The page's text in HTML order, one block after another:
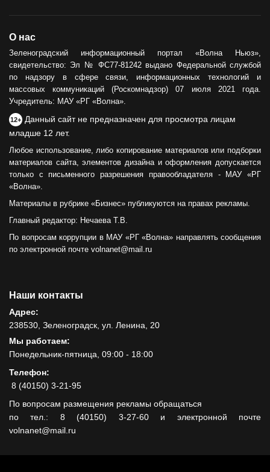
О нас
Зеленоградский информационный портал «Волна Ньюз»,
свидетельство: Эл № ФС77-81242 выдано Федеральной службой
по надзору в сфере связи, информационных технологий и
массовых коммуникаций (Роскомнадзор) 07 июля 2021 года.
Учредитель: МАУ «РГ «Волна».
12+ Данный сайт не предназначен для просмотра лицам
младше 12 лет.
Любое использование, либо копирование материалов или подборки
материалов сайта, элементов дизайна и оформления допускается
только с письменного разрешения правообладателя - МАУ «РГ
«Волна».
Материалы в рубрике «Бизнес» публикуются на правах рекламы.
Главный редактор: Нечаева Т.В.
По вопросам коррупции в МАУ «РГ «Волна» направлять сообщения
по электронной почте volnanet@mail.ru
Наши контакты
Адрес:
238530, Зеленоградск, ул. Ленина, 20
Мы работаем:
Понедельник-пятница, 09:00 - 18:00
Телефон:
8 (40150) 3-21-95
По вопросам размещения рекламы обращаться
по тел.: 8 (40150) 3-27-60 и электронной почте
volnanet@mail.ru